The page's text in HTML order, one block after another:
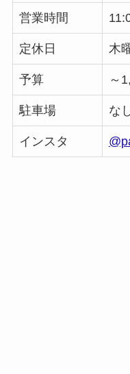
営業時間
定休日 木
予算 ～
駐車場 な
インスタ